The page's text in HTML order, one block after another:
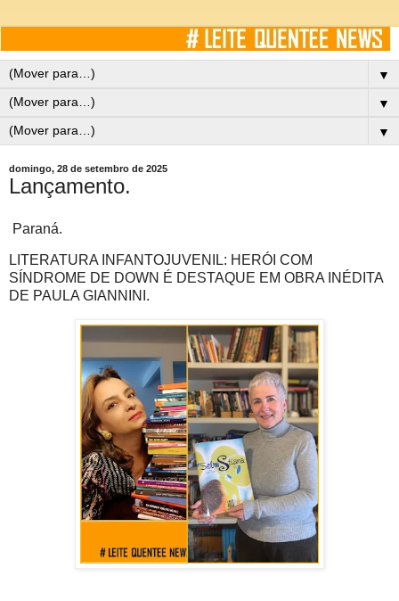
▼
▼
▼
domingo, 28 de setembro de 2025
Lançamento.
Paraná.
LITERATURA INFANTOJUVENIL: HERÓI COM
SÍNDROME DE DOWN É DESTAQUE EM OBRA INÉDITA
DE PAULA GIANNINI.